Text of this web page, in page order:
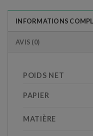
INFORMATIONS
AVIS (0)
POIDS NET
PAPIER
MATIÈRE